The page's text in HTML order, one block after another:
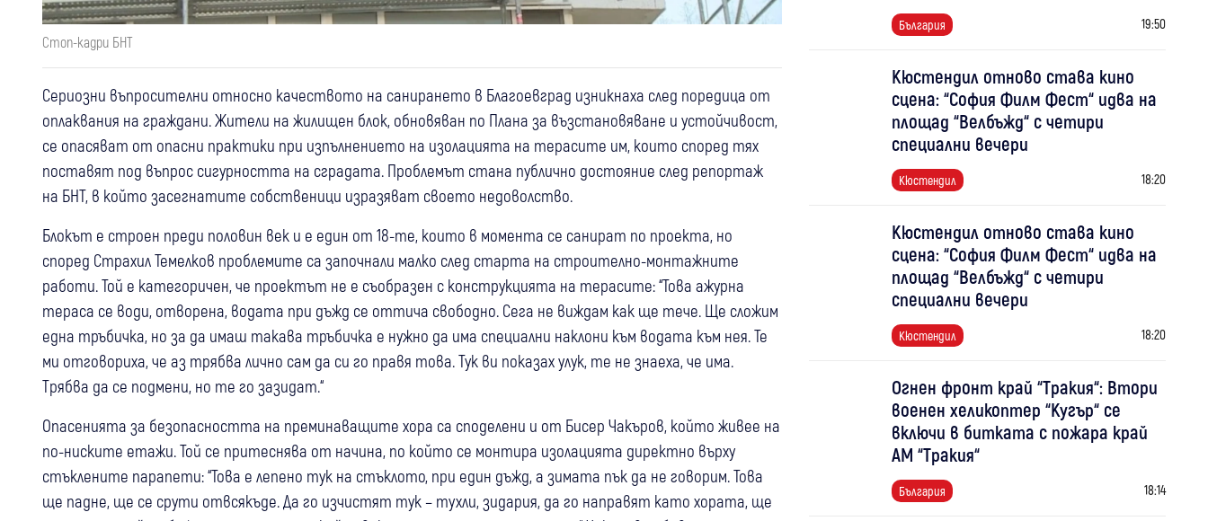
Стоп-кадри БНТ
Сериозни въпросителни относно качеството на санирането в Благоевград изникнаха след поредица от
оплаквания на граждани. Жители на жилищен блок, обновяван по Плана за възстановяване и устойчивост,
се опасяват от опасни практики при изпълнението на изолацията на терасите им, които според тях
поставят под въпрос сигурността на сградата. Проблемът стана публично достояние след репортаж
на БНТ, в който засегнатите собственици изразяват своето недоволство.
Блокът е строен преди половин век и е един от 18-те, които в момента се санират по проекта, но
според Страхил Темелков проблемите са започнали малко след старта на строително-монтажните
работи. Той е категоричен, че проектът не е съобразен с конструкцията на терасите: “Това ажурна
тераса се води, отворена, водата при дъжд се оттича свободно. Сега не виждам как ще тече. Ще сложим
една тръбичка, но за да имаш такава тръбичка е нужно да има специални наклони към водата към нея. Те
ми отговориха, че аз трябва лично сам да си го правя това. Тук ви показах улук, те не знаеха, че има.
Трябва да се подмени, но те го зазидат.“
Опасенията за безопасността на преминаващите хора са споделени и от Бисер Чакъров, който живее на
по-ниските етажи. Той се притеснява от начина, по който се монтира изолацията директно върху
стъклените парапети: “Това е лепено тук на стъклото, при един дъжд, а зимата пък да не говорим. Това
ще падне, ще се срути отвсякъде. Да го изчистят тук – тухли, зидария, да го направят като хората, ще
България 19:50
Кюстендил отново става кино
сцена: “София Филм Фест“ идва на
площад “Велбъжд“ с четири
специални вечери
Кюстендил 18:20
Кюстендил отново става кино
сцена: “София Филм Фест“ идва на
площад “Велбъжд“ с четири
специални вечери
Кюстендил 18:20
Огнен фронт край “Тракия“: Втори
военен хеликоптер “Кугър“ се
включи в битката с пожара край
АМ “Тракия“
България 18:14